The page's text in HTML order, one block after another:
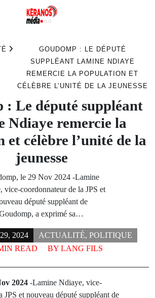
GOUDOMP : LE DÉPUTÉ
SUPPLÉANT LAMINE NDIAYE
REMERCIE LA POPULATION ET
CÉLÈBRE L’UNITÉ DE LA JEUNESSE
: Le député suppléant
Ndiaye remercie la
et célèbre l’unité de la
jeunesse
le 29 Nov 2024 -Lamine
vice-coordonnateur de la JPS et
député suppléant de
a exprimé sa…
2024 ACTUALITÉ, POLITIQUE
BY LANG FILS
READ
2024 -Lamine Ndiaye, vice-
JPS et nouveau député suppléant de